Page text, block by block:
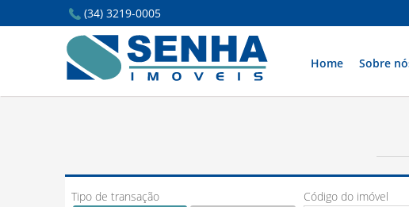
(34) 3219-0005
Home Sobre
Tipo de transação
Código do imóvel